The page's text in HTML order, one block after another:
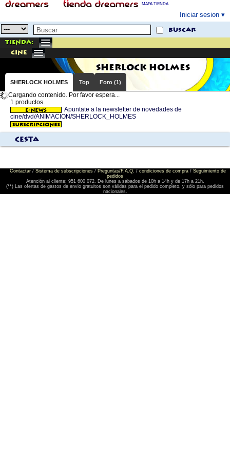
MAPA TIENDA
Iniciar sesion
buscar
Tienda:
cine
SHERLOCK HOLMES
SHERLOCK HOLMES Top Foro (1)
Cargando contenido. Por favor espera...
1 productos.
Apuntate a la newsletter de novedades de
cine/dvd/ANIMACION/SHERLOCK_HOLMES
Cesta
Contactar/ Sistema de subscripciones/ Preguntas/F.A.Q. / condiciones de compra/ Seguimiento de
pedidos
Atención al cliente: 951 600 072. De lunes a sábados de 10h a 14h y de 17h a 21h.
(**) Las ofertas de gastos de envio gratuitos son válidas para el pedido completo, y sólo para pedidos
nacionales.